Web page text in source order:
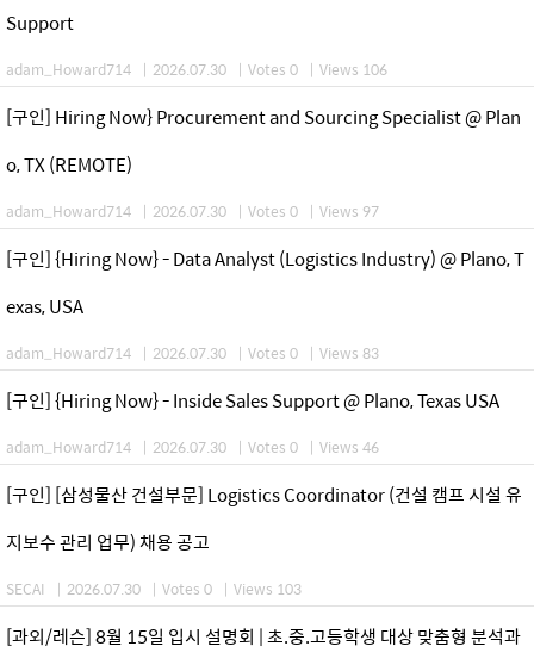
Support
adam_Howard714 | 2026.07.30 | Votes 0 | Views 106
[구인] Hiring Now} Procurement and Sourcing Specialist @ Plan
o, TX (REMOTE)
adam_Howard714 | 2026.07.30 | Votes 0 | Views 97
[구인] {Hiring Now} - Data Analyst (Logistics Industry) @ Plano, T
exas, USA
adam_Howard714 | 2026.07.30 | Votes 0 | Views 83
[구인] {Hiring Now} - Inside Sales Support @ Plano, Texas USA
adam_Howard714 | 2026.07.30 | Votes 0 | Views 46
[구인] [삼성물산 건설부문] Logistics Coordinator (건설 캠프 시설 유
지보수 관리 업무) 채용 공고
SECAI | 2026.07.30 | Votes 0 | Views 103
[과외/레슨] 8월 15일 입시 설명회 | 초.중.고등학생 대상 맞춤형 분석과